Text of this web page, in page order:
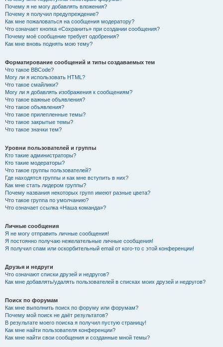
Почему я не могу добавлять вложения?
Почему я получил предупреждение?
Как мне пожаловаться на сообщения модератору?
Что означает кнопка «Сохранить» при создании сообщения?
Почему моё сообщение требует одобрения?
Как мне вновь поднять мою тему?
Форматирование сообщений и типы создаваемых тем
Что такое BBCode?
Могу ли я использовать HTML?
Что такое смайлики?
Могу ли я добавлять изображения к сообщениям?
Что такое важные объявления?
Что такое объявления?
Что такое прилепленные темы?
Что такое закрытые темы?
Что такое значки тем?
Уровни пользователей и группы
Кто такие администраторы?
Кто такие модераторы?
Что такое группы пользователей?
Где находятся группы и как мне вступить в них?
Как мне стать лидером группы?
Почему названия некоторых групп имеют разные цвета?
Что такое группа по умолчанию?
Что означает ссылка «Наша команда»?
Личные сообщения
Я не могу отправить личные сообщения!
Я постоянно получаю нежелательные личные сообщения!
Я получил спам или оскорбительный email от кого-то с этой конференции!
Друзья и недруги
Что означают списки друзей и недругов?
Как мне добавлять/удалять пользователей в списках моих друзей и недругов?
Поиск по форумам
Как мне выполнить поиск по форуму или форумам?
Почему мой поиск не даёт результатов?
В результате моего поиска я получил пустую страницу!
Как мне найти пользователя конференции?
Как мне найти свои сообщения и созданные мной темы?